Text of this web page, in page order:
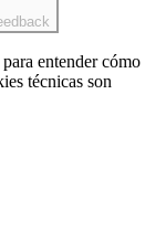
entender cómo
técnicas son